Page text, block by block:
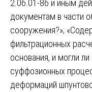
2.06.01-86 и иным
документам в части
сооружения?»;
фильтрационных
основания, и могли
суффозионных
деформаций